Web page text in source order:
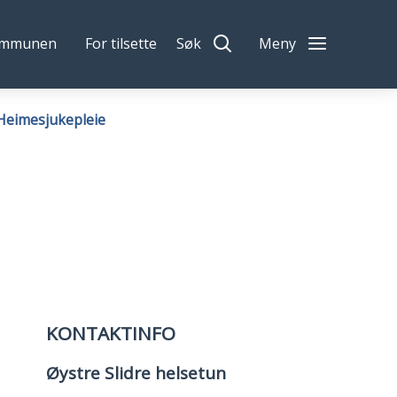
For tilsette Søk Meny
KONTAKTINFO
Øystre Slidre helsetun